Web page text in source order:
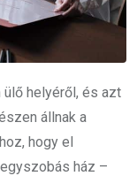
ülő helyéről, és azt
állnak a
hogy el
ház –